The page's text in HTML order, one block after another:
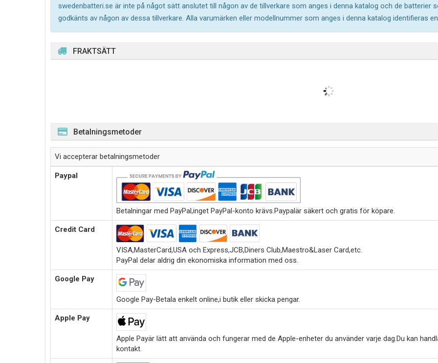
swedenbatteri.se är inte på något sätt anslutet till någon av de tillverkare som anges i denna katalog och de batterier
godkänts av någon av dessa tillverkare. Alla varumärken eller modellnummer som anges i denna katalog identifieras
FRAKTSÄTT
Betalningsmetoder
Vi accepterar betalningsmetoder
Paypal
Betalningar med PayPal,inget PayPal-konto krävs.Paypalär säkert och gratis för köpare.
Credit Card
VISA,MasterCard,USA och Express,JCB,Diners Club,Maestro&Laser Card,etc.
PayPal delar aldrig din ekonomiska information med oss.
Google Pay
Google Pay-Betala enkelt online,i butik eller skicka pengar.
Apple Pay
Apple Payär lätt att använda och fungerar med de Apple-enheter du använder varje dag.Du kan
kontakt.